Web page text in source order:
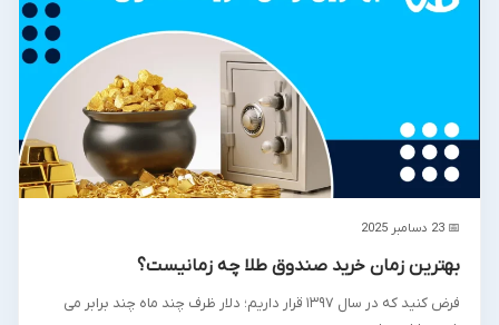
📅 23 دسامبر 2025
بهترین زمان خرید صندوق طلا چه زمانیست؟
فرض کنید که در سال ۱۳۹۷ قرار داریم؛ دلار ظرف چند ماه چند برابر می